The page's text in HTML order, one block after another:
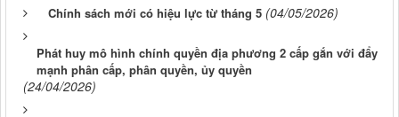
Chính sách mới có hiệu lực từ tháng 5 (04/05/2026)
Phát huy mô hình chính quyền địa phương 2 cấp gắn với đẩy
mạnh phân cấp, phân quyền, ủy quyền
(24/04/2026)